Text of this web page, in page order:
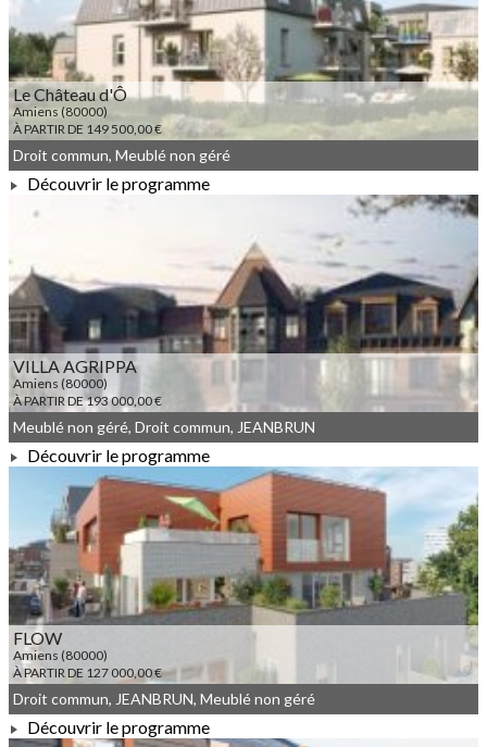
Le Château d'Ô
Amiens (80000)
À PARTIR DE 149 500,00 €
Droit commun, Meublé non géré
Découvrir le programme
VILLA AGRIPPA
Amiens (80000)
À PARTIR DE 193 000,00 €
À PARTIR DE 193 000,00 €
Meublé non géré, Droit commun, JEANBRUN
Découvrir le programme
FLOW
Amiens (80000)
À PARTIR DE 127 000,00 €
Droit commun, JEANBRUN, Meublé non géré
Découvrir le programme